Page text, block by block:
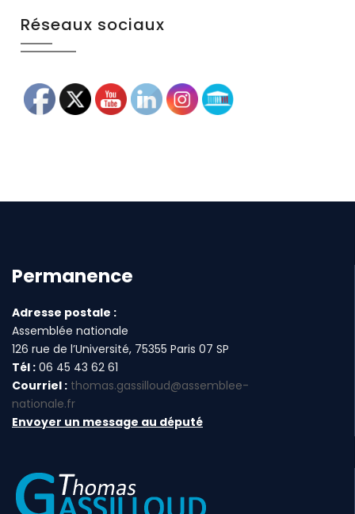
Réseaux sociaux
Permanence
Adresse postale :
Assemblée nationale
126 rue de l’Université, 75355 Paris 07 SP
Tél : 06 45 43 62 61
Courriel : thomas.gassilloud@assemblee-
nationale.fr
Envoyer un message au député